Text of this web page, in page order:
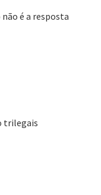
é a resposta
trilegais